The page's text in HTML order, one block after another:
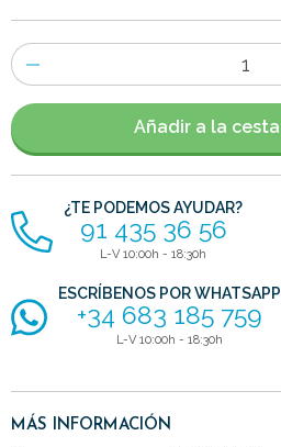
Número
de
artículos
Añadir a la cesta
¿TE PODEMOS AYUDAR?
91 435 36 56
L-V 10:00h - 18:30h
ESCRÍBENOS POR WHATSAPP
+34 683 185 759
L-V 10:00h - 18:30h
MÁS INFORMACIÓN